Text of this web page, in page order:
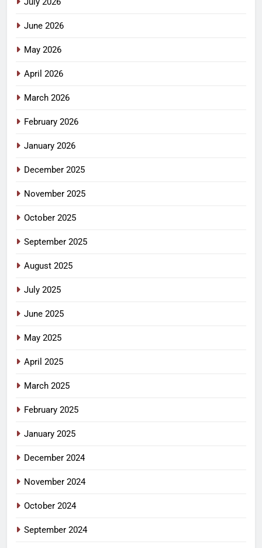
June 2026
May 2026
April 2026
March 2026
February 2026
January 2026
December 2025
November 2025
October 2025
September 2025
August 2025
July 2025
June 2025
May 2025
April 2025
March 2025
February 2025
January 2025
December 2024
November 2024
October 2024
September 2024